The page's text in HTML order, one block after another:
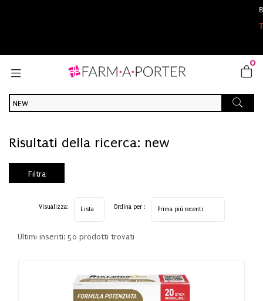
TUTTI
0
Home Risultati della ricerca prodotti
Risultati della ricerca: new
Filtra
Ultimi inseriti: 50 prodotti trovati
Visualizza: Ordina per :